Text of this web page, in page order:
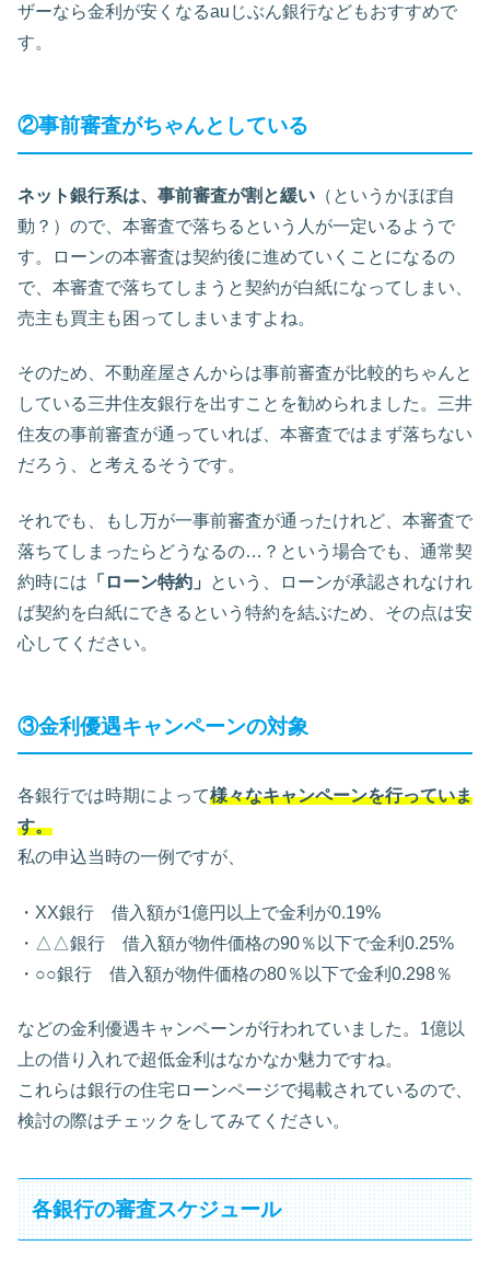
ザーなら金利が安くなるauじぶん銀行などもおすすめで
す。
②事前審査がちゃんとしている
ネット銀行系は、事前審査が割と緩い （というかほぼ自
動？）ので、本審査で落ちるという人が一定いるようで
す。ローンの本審査は契約後に進めていくことになるの
で、本審査で落ちてしまうと契約が白紙になってしまい、
売主も買主も困ってしまいますよね。
そのため、不動産屋さんからは事前審査が比較的ちゃんと
している三井住友銀行を出すことを勧められました。三井
住友の事前審査が通っていれば、本審査ではまず落ちない
だろう、と考えるそうです。
それでも、もし万が一事前審査が通ったけれど、本審査で
落ちてしまったらどうなるの…？という場合でも、通常契
約時には 「ローン特約」
という、ローンが承認されなけれ
ば契約を白紙にできるという特約を結ぶため、その点は安
心してください。
③金利優遇キャンペーンの対象
各銀行では時期によって様々なキャンペーンを行っていま
す。
私の申込当時の一例ですが、
・XX銀行 借入額が1億円以上で金利が0.19%
・△△銀行 借入額が物件価格の90％以下で金利0.25%
・○○銀行 借入額が物件価格の80％以下で金利0.298％
などの金利優遇キャンペーンが行われていました。1億以
上の借り入れで超低金利はなかなか魅力ですね。
これらは銀行の住宅ローンページで掲載されているので、
検討の際はチェックをしてみてください。
各銀行の審査スケジュール